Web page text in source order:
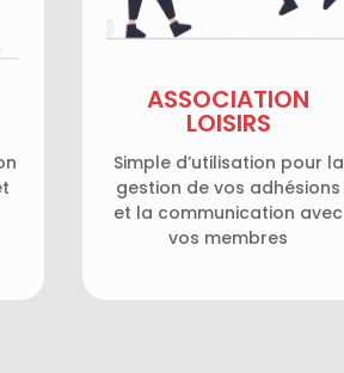
ASSOCIATION
LOISIRS
Simple d’utilisation pour la
gestion de vos adhésions
et la communication avec
vos membres